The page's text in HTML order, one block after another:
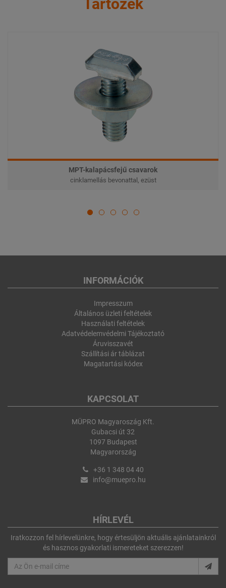
Tartozék
MPT-kalapácsfejű csavarok
cinklamellás bevonattal, ezüst
INFORMÁCIÓK
Impresszum
Általános üzleti feltételek
Használati feltételek
Adatvédelemvédelmi Tájékoztató
Áruvisszavét
Szállítási ár táblázat
Magatartási kódex
KAPCSOLAT
MÜPRO Magyaroszág Kft.
Gubacsi út 32
1097 Budapest
Magyarország
+36 1 348 04 40
info@muepro.hu
HÍRLEVÉL
Iratkozzon fel hírlevelünkre, hogy értesüljön aktuális ajánlatainkról
és hasznos gyakorlati ismereteket szerezzen!